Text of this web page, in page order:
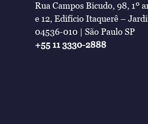
Rua Campos Bicudo, 98, 1º
e 12, Edifício Itaquerê –
04536-010 | São Paulo SP
+55 11 3330-2888